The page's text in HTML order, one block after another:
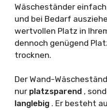
Wäscheständer
und bei Bedarf
wertvollen Platz in
dennoch genügend
trocknen.
Der Wand-
nur platzsparend ,
langlebig . Er besteht